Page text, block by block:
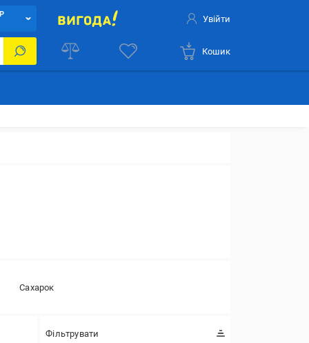
Увійти
Кошик
Сахарок
Фільтрувати